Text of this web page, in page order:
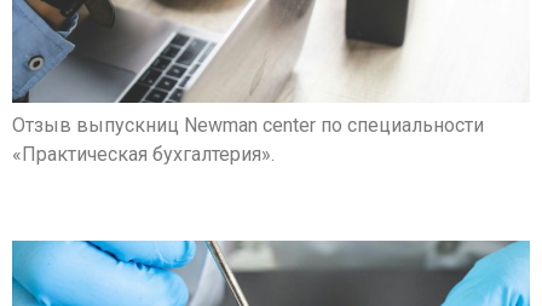
Отзыв выпускниц Newman center по специальности
«Практическая бухгалтерия».